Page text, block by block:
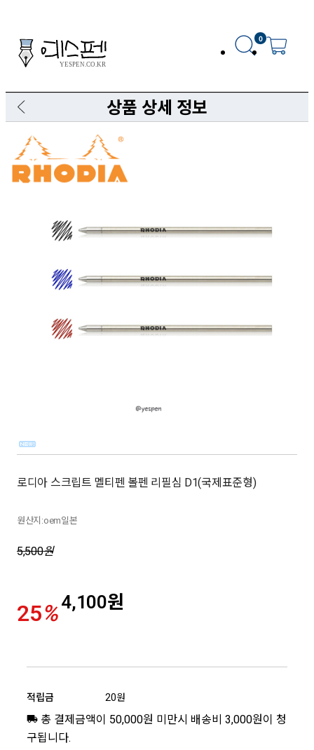
0
상품 상세 정보
로디아 스크립트 멜티펜 볼펜 리필심 D1(국제표준형)
원산지:oem일본
5,500원
25%4,100원
적립금 20원
총 결제금액이 50,000원 미만시 배송비 3,000원이 청
구됩니다.